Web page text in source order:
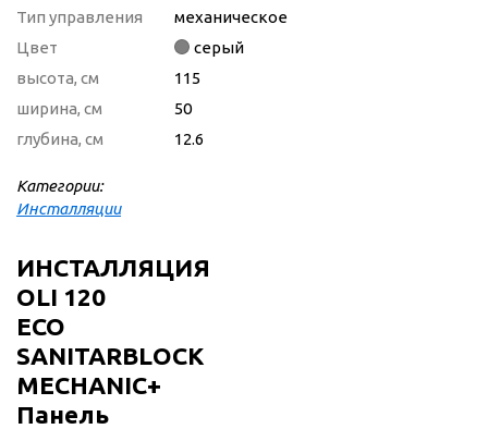
Тип управления
механическое
Цвет
серый
высота, см
115
ширина, см
50
глубина, см
12.6
Категории:
Инсталляции
ИНСТАЛЛЯЦИЯ
OLI 120
ECO
SANITARBLOCK
MECHANIC+
Панель